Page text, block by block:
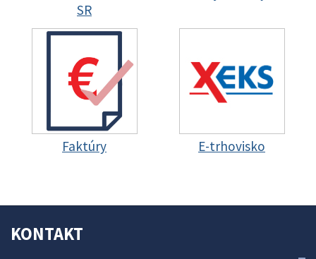
SR
Faktúry E-trhovisko
KONTAKT